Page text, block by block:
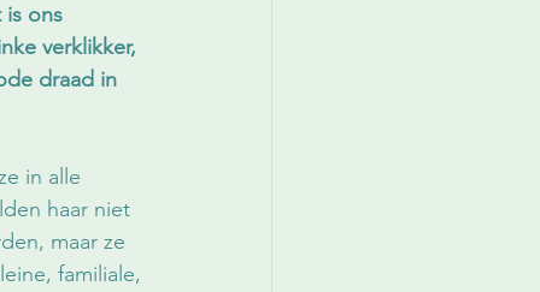
is ons
verklikker,
draad in
in alle
haar niet
maar ze
familiale,